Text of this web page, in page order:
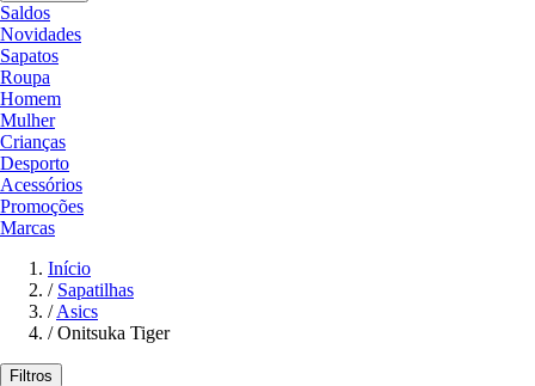
Saldos
Novidades
Sapatos
Roupa
Homem
Mulher
Crianças
Desporto
Acessórios
Promoções
Marcas
Início
/ Sapatilhas
/ Asics
/ Onitsuka Tiger
Filtros